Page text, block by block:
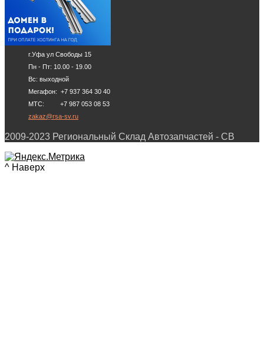
г.Уфа ул Свободы 15
Пн - Пт: 10.00 - 19.00
Вс: выходной
Мегафон: +7 937 364 30 40
МТС: +7 987 053 08 53
zakaz@rsa-sv.ru
2009-2023 Региональный Склад Автозапчастей - СВ
^ Наверх